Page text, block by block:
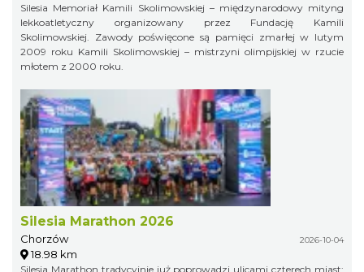
Silesia Memoriał Kamili Skolimowskiej – międzynarodowy mityng
lekkoatletyczny organizowany przez Fundację Kamili
Skolimowskiej. Zawody poświęcone są pamięci zmarłej w lutym
2009 roku Kamili Skolimowskiej – mistrzyni olimpijskiej w rzucie
młotem z 2000 roku.
Silesia Marathon 2026
Chorzów 2026-10-04
18.98 km
Silesia Marathon tradycyjnie już poprowadzi ulicami czterech miast: